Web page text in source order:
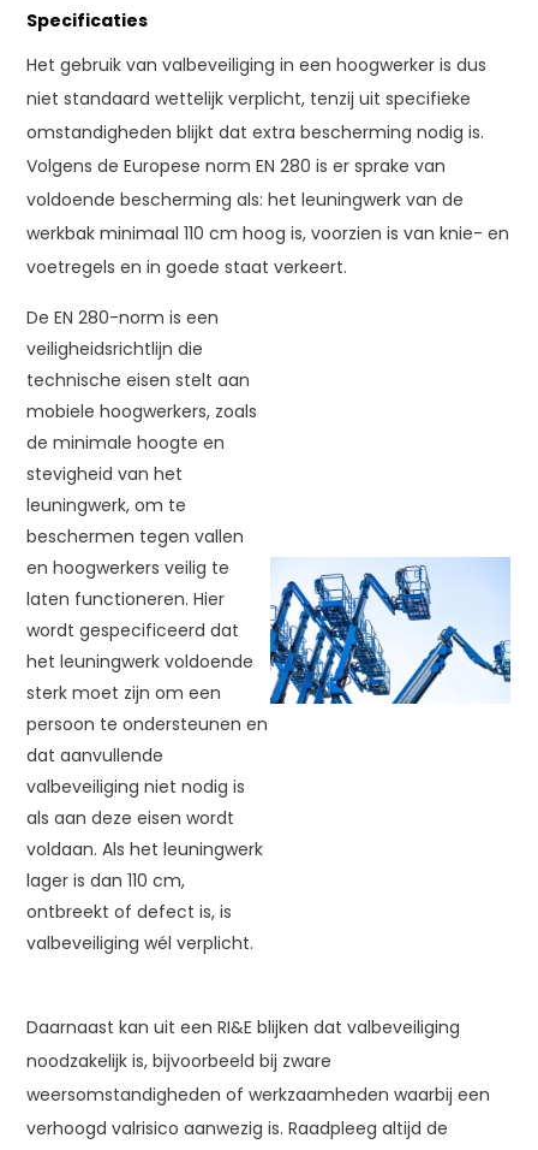
Specificaties
Het gebruik van valbeveiliging in een hoogwerker is dus
niet standaard wettelijk verplicht, tenzij uit specifieke
omstandigheden blijkt dat extra bescherming nodig is.
Volgens de Europese norm EN 280 is er sprake van
voldoende bescherming als: het leuningwerk van de
werkbak minimaal 110 cm hoog is, voorzien is van knie- en
voetregels en in goede staat verkeert.
De EN 280-norm is een
veiligheidsrichtlijn die
technische eisen stelt aan
mobiele hoogwerkers, zoals
de minimale hoogte en
stevigheid van het
leuningwerk, om te
beschermen tegen vallen
en hoogwerkers veilig te
laten functioneren. Hier
wordt gespecificeerd dat
het leuningwerk voldoende
sterk moet zijn om een
persoon te ondersteunen en
dat aanvullende
valbeveiliging niet nodig is
als aan deze eisen wordt
voldaan. Als het leuningwerk
lager is dan 110 cm,
ontbreekt of defect is, is
valbeveiliging wél verplicht.
Daarnaast kan uit een RI&E blijken dat valbeveiliging
noodzakelijk is, bijvoorbeeld bij zware
weersomstandigheden of werkzaamheden waarbij een
verhoogd valrisico aanwezig is. Raadpleeg altijd de